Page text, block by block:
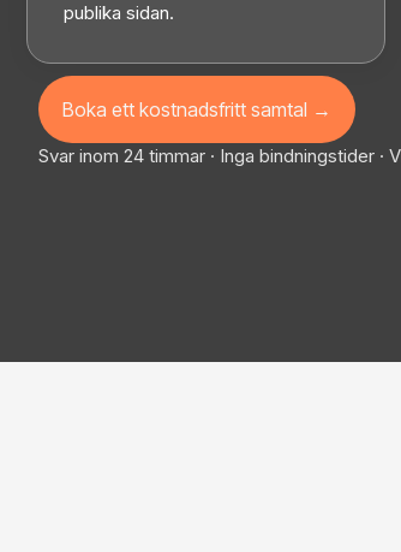
publika sidan.
Boka ett kostnadsfritt samtal →
Svar inom 24 timmar · Inga bindningstider ·